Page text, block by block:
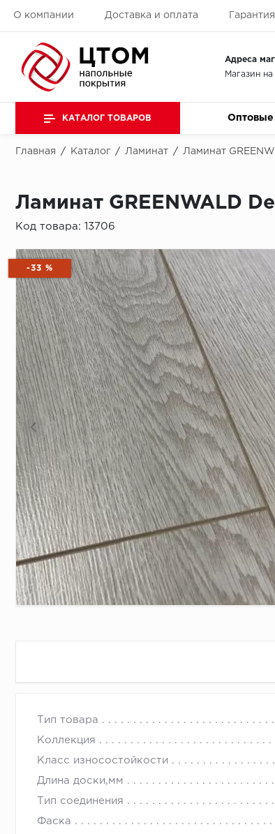
О компании Доставка и оплата
Адреса
Магазин
КАТАЛОГ ТОВАРОВ Оптовые
Главная / Каталог / Ламинат / Ламинат
Ламинат GREENWALD
Код товара: 13706
-33 %
Тип товара
Коллекция
Класс износостойкости
Длина доски,мм
Тип соединения
Фаска
Первый ряд: